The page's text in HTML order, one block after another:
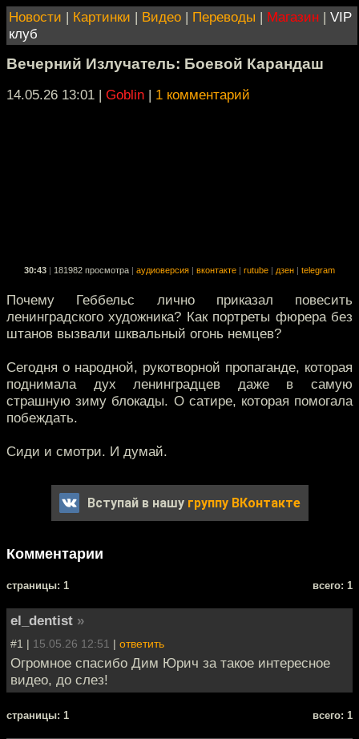
Новости | Картинки | Видео | Переводы | Магазин | VIP
клуб
Вечерний Излучатель: Боевой Карандаш
14.05.26 13:01 | Goblin | 1 комментарий
30:43 181982 просмотра аудиоверсия вконтакте rutube дзен telegram
Почему Геббельс лично приказал повесить
ленинградского художника? Как портреты фюрера без
штанов вызвали шквальный огонь немцев?
Сегодня о народной, рукотворной пропаганде, которая
поднимала дух ленинградцев даже в самую
страшную зиму блокады. О сатире, которая помогала
побеждать.
Сиди и смотри. И думай.
Вступай в нашу группу ВКонтакте
Комментарии
cтраницы: 1 всего: 1
el_dentist »
#1 | 15.05.26 12:51 | ответить
Огромное спасибо Дим Юрич за такое интересное
видео, до слез!
cтраницы: 1 всего: 1